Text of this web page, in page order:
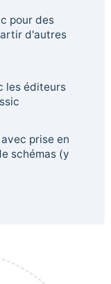
pour des
d'autres
les éditeurs
prise en
schémas (y